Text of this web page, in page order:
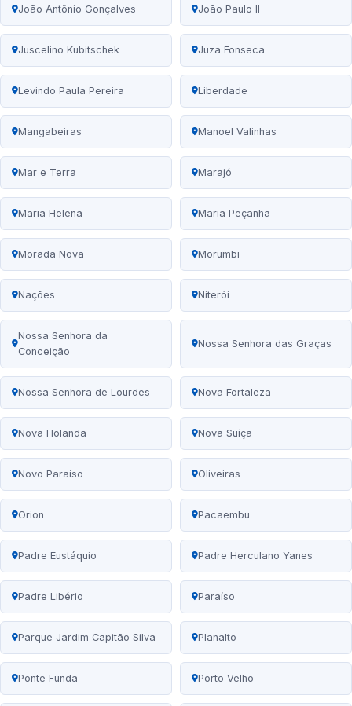
João Antônio Gonçalves João Paulo II
Juscelino Kubitschek Juza Fonseca
Levindo Paula Pereira Liberdade
Mangabeiras Manoel Valinhas
Mar e Terra Marajó
Maria Helena Maria Peçanha
Morada Nova Morumbi
Nações Niterói
Nossa Senhora da
Conceição
Nossa Senhora das Graças
Nossa Senhora de Lourdes Nova Fortaleza
Nova Holanda Nova Suíça
Novo Paraíso Oliveiras
Orion Pacaembu
Padre Eustáquio Padre Herculano Yanes
Padre Libério Paraíso
Parque Jardim Capitão Silva Planalto
Ponte Funda Porto Velho